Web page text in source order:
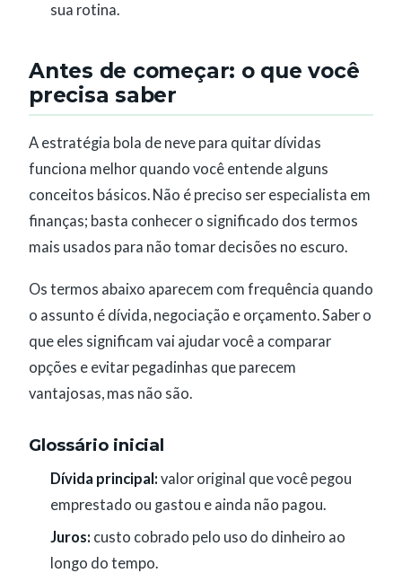
sua rotina.
Antes de começar: o que você
precisa saber
A estratégia bola de neve para quitar dívidas
funciona melhor quando você entende alguns
conceitos básicos. Não é preciso ser especialista em
finanças; basta conhecer o significado dos termos
mais usados para não tomar decisões no escuro.
Os termos abaixo aparecem com frequência quando
o assunto é dívida, negociação e orçamento. Saber o
que eles significam vai ajudar você a comparar
opções e evitar pegadinhas que parecem
vantajosas, mas não são.
Glossário inicial
Dívida principal: valor original que você pegou
emprestado ou gastou e ainda não pagou.
Juros: custo cobrado pelo uso do dinheiro ao
longo do tempo.